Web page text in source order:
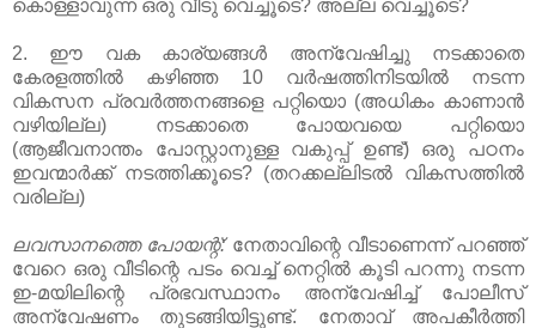
കൊള്ളാവുന്ന ഒരു വീടു വെച്ചൂടെ? അല്ല വെച്ചൂടെ?
2. ഈ വക കാര്യങ്ങള്‍ അന്വേഷിച്ചു നടക്കാതെ
കേരളത്തില്‍ കഴിഞ്ഞ 10 വര്‍ഷത്തിനിടയില്‍ നടന്ന
വികസന പ്രവര്‍ത്തനങ്ങളെ പറ്റിയൊ (അധികം കാണാന്‍
വഴിയില്ല) നടക്കാതെ പോയവയെ പറ്റിയൊ
(ആജീവനാന്തം പോസ്റ്റാനുള്ള വകുപ്പ്‌ ഉണ്ട്‌) ഒരു പഠനം
ഇവന്മാര്‍ക്ക്‌ നടത്തിക്കൂടെ? (തറക്കല്ലിടല്‍ വികസത്തില്‍
വരില്ല)
ലവസാനത്തെ പോയന്റ്‌:നേതാവിന്റെ വീടാണെന്ന് പറഞ്ഞ്‌
വേറെ ഒരു വീടിന്റെ പടം വെച്ച്‌ നെറ്റില്‍ കൂടി പറന്നു നടന്ന
ഇ-മയിലിന്റെ പ്രഭവസ്ഥാനം അന്വേഷിച്ച്‌ പോലീസ്‌
അന്വേഷണം തുടങ്ങിയിട്ടുണ്ട്‌. നേതാവ്‌ അപകീര്‍ത്തി